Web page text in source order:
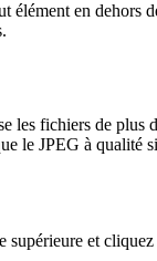
en dehors
fichiers de
le JPEG à
supérieure et